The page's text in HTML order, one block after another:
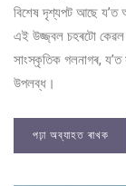
বিশেষ দৃশ্যপট আছে য’ত
এই উজ্জ্বল চহৰটো কেৱল
সাংস্কৃতিক গলনাগৰ, য’ত
উপলব্ধ।
পঢ়া অব্যাহত ৰাখক